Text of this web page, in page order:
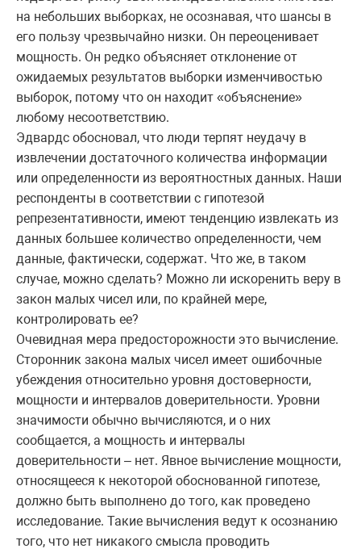
на небольших выборках, не осознавая, что шансы в
его пользу чрезвычайно низки. Он переоценивает
мощность. Он редко объясняет отклонение от
ожидаемых результатов выборки изменчивостью
выборок, потому что он находит «объяснение»
любому несоответствию.
Эдвардс обосновал, что люди терпят неудачу в
извлечении достаточного количества информации
или определенности из вероятностных данных. Наши
респонденты в соответствии с гипотезой
репрезентативности, имеют тенденцию извлекать из
данных большее количество определенности, чем
данные, фактически, содержат. Что же, в таком
случае, можно сделать? Можно ли искоренить веру в
закон малых чисел или, по крайней мере,
контролировать ее?
Очевидная мера предосторожности это вычисление.
Сторонник закона малых чисел имеет ошибочные
убеждения относительно уровня достоверности,
мощности и интервалов доверительности. Уровни
значимости обычно вычисляются, и о них
сообщается, а мощность и интервалы
доверительности – нет. Явное вычисление мощности,
относящееся к некоторой обоснованной гипотезе,
должно быть выполнено до того, как проведено
исследование. Такие вычисления ведут к осознанию
того, что нет никакого смысла проводить